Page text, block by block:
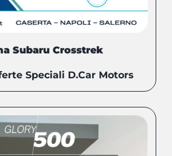
Subaru Crosstrek
Speciali D.Car Motors